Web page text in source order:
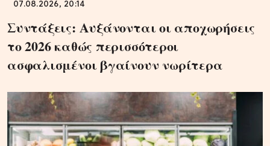
07.08.2026, 20:14
Συντάξεις: Αυξάνονται οι αποχωρήσεις
το 2026 καθώς περισσότεροι
ασφαλισμένοι βγαίνουν νωρίτερα